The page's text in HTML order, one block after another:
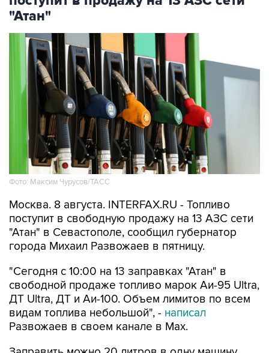
Фото: Максим Чурусов/ТАСС
Москва. 8 августа. INTERFAX.RU - Топливо
"Атан" в Севастополе, сообщил губернатор
города Михаил Развожаев в пятницу.
"Сегодня с 10:00 на 13 заправках "Атан" в
ДТ Ultra, ДТ и Аи-100. Объем лимитов по всем
видам топлива небольшой", - написал
Развожаев в своем канале в Max.
Заправить можно 20 литров в одну машину,